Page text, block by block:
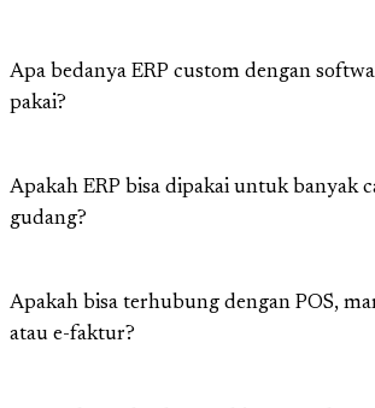
Apa bedanya ERP custom dengan
pakai?
Apakah ERP bisa dipakai untuk banyak
gudang?
Apakah bisa terhubung dengan POS,
atau e-faktur?